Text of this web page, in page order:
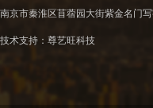
南京市秦淮区苜蓿园大街紫金名门
技术支持： 尊艺旺科技